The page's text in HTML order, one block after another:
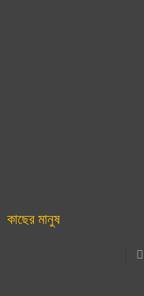
কাছের মানুষ